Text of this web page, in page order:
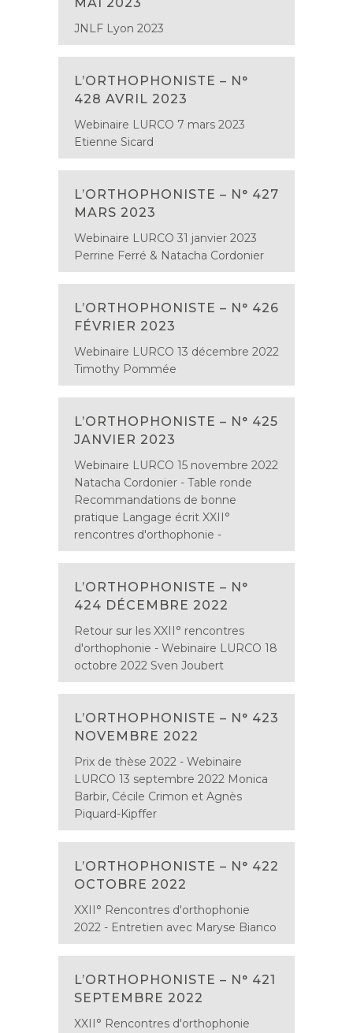
JNLF Lyon 2023
L’ORTHOPHONISTE – N°
428 AVRIL 2023
Webinaire LURCO 7 mars 2023
Etienne Sicard
L’ORTHOPHONISTE – N° 427
MARS 2023
Webinaire LURCO 31 janvier 2023
Perrine Ferré & Natacha Cordonier
L’ORTHOPHONISTE – N° 426
FÉVRIER 2023
Webinaire LURCO 13 décembre 2022
Timothy Pommée
L’ORTHOPHONISTE – N° 425
JANVIER 2023
Webinaire LURCO 15 novembre 2022
Natacha Cordonier - Table ronde
Recommandations de bonne
pratique Langage écrit XXII°
rencontres d'orthophonie -
L’ORTHOPHONISTE – N°
424 DÉCEMBRE 2022
Retour sur les XXII° rencontres
d'orthophonie - Webinaire LURCO 18
octobre 2022 Sven Joubert
L’ORTHOPHONISTE – N° 423
NOVEMBRE 2022
Prix de thèse 2022 - Webinaire
LURCO 13 septembre 2022 Monica
Barbir, Cécile Crimon et Agnès
Piquard-Kipffer
L’ORTHOPHONISTE – N° 422
OCTOBRE 2022
XXII° Rencontres d'orthophonie
2022 - Entretien avec Maryse Bianco
L’ORTHOPHONISTE – N° 421
SEPTEMBRE 2022
XXII° Rencontres d'orthophonie